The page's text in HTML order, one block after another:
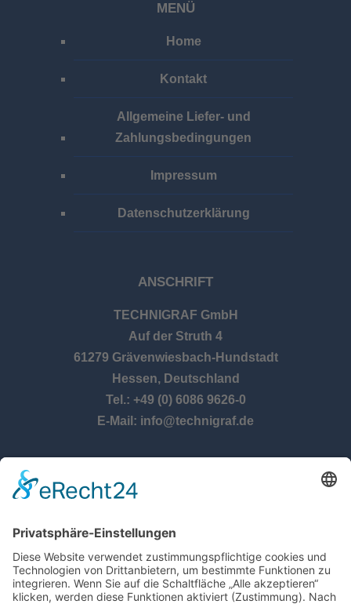
MENÜ
Home
Kontakt
Allgemeine Liefer- und
Zahlungsbedingungen
Impressum
Datenschutzerklärung
ANSCHRIFT
TECHNIGRAF GmbH
Auf der Struth 4
61279 Grävenwiesbach-Hundstadt
Hessen, Deutschland
Tel.: +49 (0) 6086 9626-0
E-Mail: info@technigraf.de
ÖFFNUNGSZEITEN
8:00 Uhr – 17:00 Uhr
Freitag:
8:00 Uhr – 14:30 Uhr